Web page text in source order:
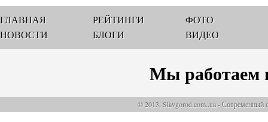
ГЛАВНАЯ
НОВОСТИ
РЕЙТИНГИ
БЛОГИ
ФОТО
ВИДЕО
Мы работаем
© 2013, Slavgorod.com..ua - Современный